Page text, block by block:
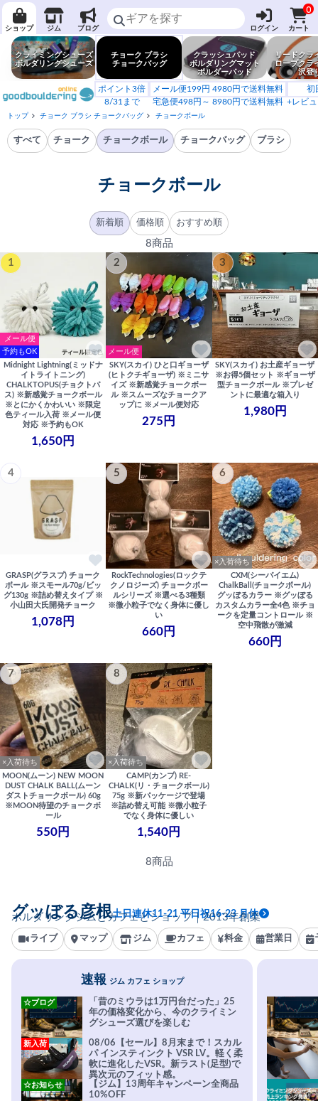
ショップ ジム ブログ ログイン
0
カート
クライミングシューズ
ボルダリングシューズ
チョーク ブラシ
チョークバッグ
クラッシュパッド
ボルダリングマット
ボルダーパッド
リードクラ
ロープクラ
沢登
ポイント3倍
8/31まで
メール便199円 4980円で送料無料
宅急便498円～ 8980円で送料無料
初
+レビ
トップ チョーク ブラシ チョークバッグ チョークボール
すべて チョーク チョークボール チョークバッグ ブラシ
チョークボール
新着順 価格順 おすすめ順
8商品
1
メール便
予約もOK
Midnight Lightning(ミッドナ
イトライトニング)
CHALKTOPUS(チョクトパ
ス) ※新感覚チョークボール
※とにかくかわいい ※限定
色ティール入荷 ※メール便
対応 ※予約もOK
1,650円
2
メール便
SKY(スカイ) ひと口ギョーザ
(ヒトクチギョーザ) ※ミニサ
イズ ※新感覚チョークボー
ル ※スムーズなチョークア
ップに ※メール便対応
275円
3
SKY(スカイ) お土産ギョーザ
※お得5個セット ※ギョーザ
型チョークボール ※プレゼ
ントに最適な箱入り
1,980円
4
GRASP(グラスプ) チョーク
ボール ※スモール70g/ビッ
グ130g ※詰め替えタイプ ※
小山田大氏開発チョーク
1,078円
5
RockTechnologies(ロックテ
クノロジーズ) チョークボー
ルシリーズ ※選べる3種類
※微小粒子でなく身体に優し
い
660円
6
×入荷待ち
CXM(シーバイエム)
ChalkBall(チョークボール)
グッぼるカラー ※グッぼる
カスタムカラー全4色 ※チョ
ークを定量コントロール ※
空中飛散が激減
660円
7
×入荷待ち
MOON(ムーン) NEW MOON
DUST CHALK BALL(ムーン
ダストチョークボール) 60g
※MOON待望のチョークボ
ール
550円
8
×入荷待ち
CAMP(カンプ) RE-
CHALK(リ・チョークボール)
75g ※新パッケージで登場
※詰め替え可能 ※微小粒子
でなく身体に優しい
1,540円
8商品
ボルダリングジムとカフェとショップ｜2013年創業
グッぼる彦根土日連休11-21 平日祝16-23 月休
ライブ マップ ジム カフェ 料金 営業日
速報 ジム カフェ ショップ
「昔のミウラは1万円台だった」25
年の価格変化から、今のクライミン
グシューズ選びを楽しむ
☆ブログ
08/06【セール】8月末まで！スカル
パ インスティンクト VSR LV。軽く柔
軟に進化したVSR。新ラスト(足型)で
異次元のフィット感。
新入荷
【ジム】13周年キャンペーン全商品
10%OFF
☆お知らせ